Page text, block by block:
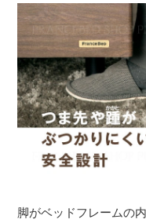
脚がベッドフレームの